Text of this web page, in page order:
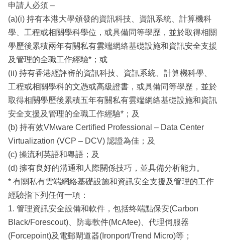
申請人必須 –
(a)(i) 持有本港大學頒發的資訊科技、資訊系統、計算機科
學、工程或相關學科學位，或具備同等學歷，並於取得相關
學歷後累積兩年有關私有雲端網絡基礎設施和資訊安全支援
及管理的全職工作經驗*；或
(ii) 持有香港經評審的資訊科技、資訊系統、計算機科學、
工程或相關學科的文憑或高級證書，或具備同等學歷，並於
取得相關學歷後累積五年有關私有雲端網絡基礎設施和資訊
安全支援及管理的全職工作經驗*；及
(b) 持有效VMware Certified Professional – Data Center
Virtualization (VCP – DCV) 認證為佳；及
(c) 操流利英語和粵語；及
(d) 擁有良好的溝通和人際關係技巧，並具備分析能力。
* 有關私有雲端網絡基礎設施和資訊安全支援及管理的工作
經驗指下列任何一項：
1. 管理資訊安全設備和軟件，包括终端點保安(Carbon
Black/Forescout)、防毒軟件(McAfee)、代理伺服器
(Forcepoint)及電郵閘道器(Ironport/Trend Micro)等；